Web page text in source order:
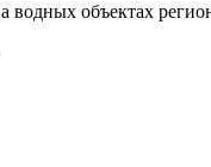
объектах